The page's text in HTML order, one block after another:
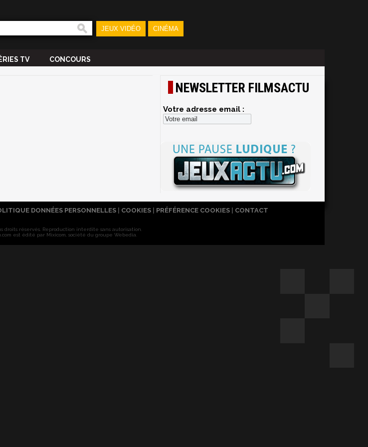
JEUX VIDÉO CINÉMA
TV CONCOURS
NEWSLETTER FILMSACTU
Votre adresse email :
DONNÉES PERSONNELLES COOKIES PRÉFÉRENCE COOKIES CONTACT
droits réservés. Reproduction interdite sans autorisation.
.com est édité par Mixicom, société du groupe Webedia.